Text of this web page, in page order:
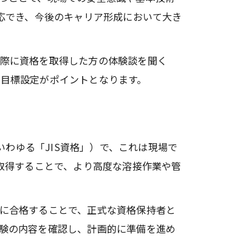
き、今後のキャリア形成において大き
に資格を取得した方の体験談を聞く
設定がポイントとなります。
ゆる「JIS資格」）で、これは現場で
することで、より高度な溶接作業や管
合格することで、正式な資格保持者と
の内容を確認し、計画的に準備を進め